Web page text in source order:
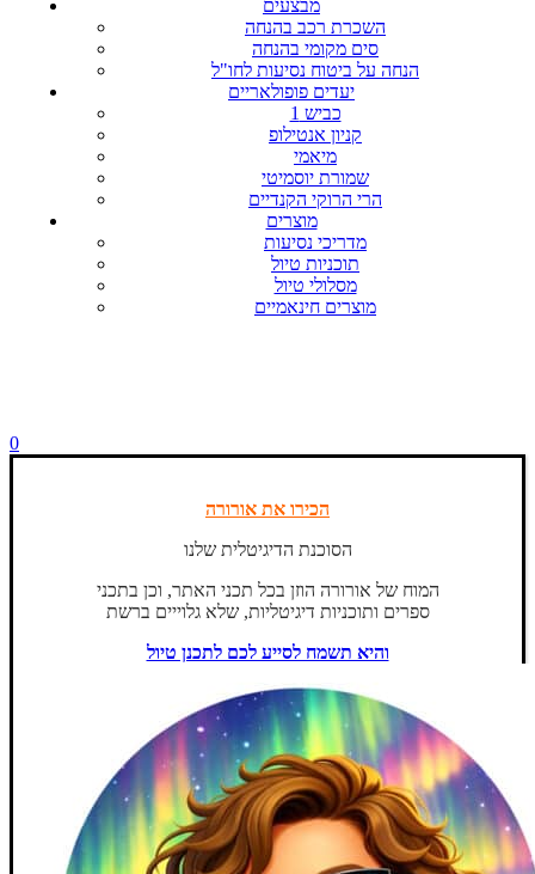
מבצעים
השכרת רכב בהנחה
סים מקומי בהנחה
הנחה על ביטוח נסיעות לחו"ל
יעדים פופולאריים
כביש 1
קניון אנטילופ
מיאמי
שמורת יוסמיטי
הרי הרוקי הקנדיים
מוצרים
מדריכי נסיעות
תוכניות טיול
מסלולי טיול
מוצרים חינאמיים
0
הכירו את אורורה
הסוכנת הדיגיטלית שלנו
המוח של אורורה הוזן בכל תכני האתר, וכן בתכני
ספרים ותוכניות דיגיטליות, שלא גלוייים ברשת
והיא תשמח לסייע לכם לתכנן טיול